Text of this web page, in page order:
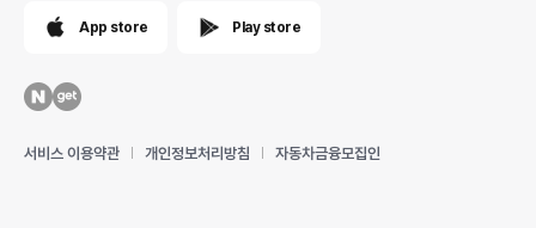
App store Play store
서비스 이용약관 개인정보처리방침 자동차금융모집인